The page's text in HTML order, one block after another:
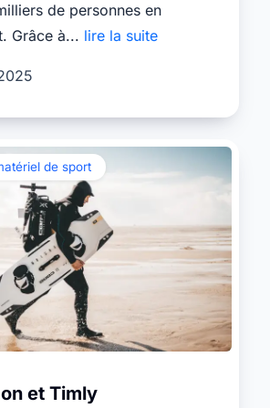
de personnes en
Grâce à... lire la suite
de sport
et Timly